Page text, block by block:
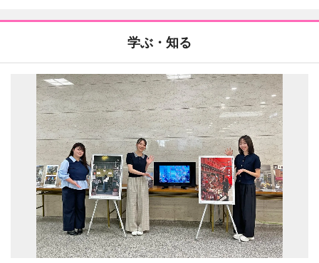
学ぶ・知る